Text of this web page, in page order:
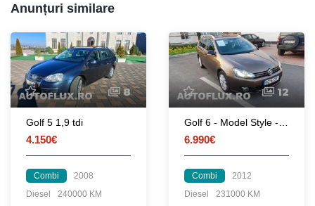
Anunțuri similare
8
Golf 5 1,9 tdi
4.150€
Combi
2008
Diesel
240000 KM
12
6.990€
Combi
2012
Diesel
231000 KM